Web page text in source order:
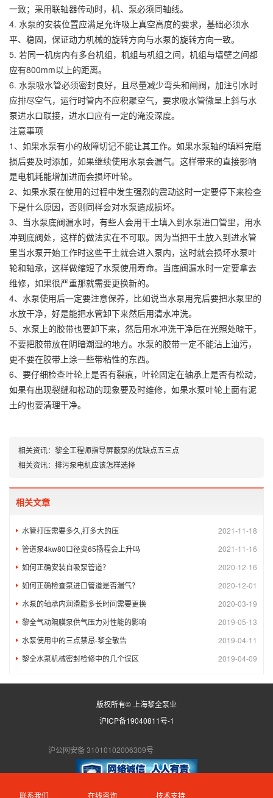
一致；采用联轴器传动时，机、泵必须同轴线。
4. 水泵的安装位置应满足允许吸上真空高度的要求，基础必须水
平、稳固，保证动力机械的旋转方向与水泵的旋转方向一致。
5. 若同一机房内有多台机组，机组与机组之间，机组与墙壁之间都
应有800mm以上的距离。
6. 水泵吸水管必须密封良好，且尽量减少弯头和闸阀，加注引水时
应排尽空气，运行时管内不应积聚空气，要求吸水管微呈上斜与水
泵进水口联接，进水口应有一定的淹没深度。
注意事项
1、如果水泵有小的故障切记不能让其工作。如果水泵轴的填料完磨
损后要及时添加，如果继续使用水泵会漏气。这样带来的直接影响
是电机耗能增加进而会损坏叶轮。
2、如果水泵在使用的过程中发生强烈的震动这时一定要停下来检查
下是什么原因，否则同样会对水泵造成损坏。
3、当水泵底阀漏水时，有些人会用干土填入到水泵进口管里，用水
冲到底阀处，这样的做法实在不可取。因为当把干土放入到进水管
里当水泵开始工作时这些干土就会进入泵内，这时就会损坏水泵叶
轮和轴承，这样做缩短了水泵使用寿命。当底阀漏水时一定要拿去
维修，如果很严重那就需要更换新的。
4、水泵使用后一定要注意保养，比如说当水泵用完后要把水泵里的
水放干净，好是能把水管卸下来然后用清水冲洗。
5、水泵上的胶带也要卸下来，然后用水冲洗干净后在光照处晾干，
不要把胶带放在阴暗潮湿的地方。水泵的胶带一定不能沾上油污，
更不要在胶带上涂一些带粘性的东西。
6、要仔细检查叶轮上是否有裂痕，叶轮固定在轴承上是否有松动，
如果有出现裂缝和松动的现象要及时维修，如果水泵叶轮上面有泥
土的也要清理干净。
相关资讯： 黎全工程师指导屏蔽泵的优缺点五三点
相关资讯： 排污泵电机应该怎样选择
相关文章
2021-11-18
水管打压需要多久,打多大的压
2021-11-16
管道泵4kw80口径变65扬程会上升吗
2020-12-16
如何正确安装自吸泵管道？
2020-12-01
如何正确检查泵进口管道是否漏气？
2020-03-19
水泵的轴承内润滑脂多长时间需要更换
2019-05-13
黎全气动隔膜泵供气压力对性能的影响
2019-04-11
水泵使用中的三点禁忌-黎全敬告
2019-04-09
黎全水泵机械密封检修中的几个误区
版权所有© 上海黎全泵业
沪ICP备19040811号-1
沪公网安备 31010102006309号
联系我们 在线咨询 技术支持